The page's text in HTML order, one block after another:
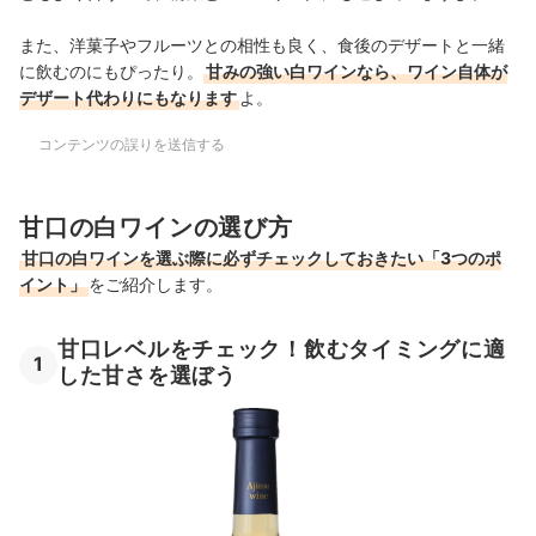
また、洋菓子やフルーツとの相性も良く、食後のデザートと一緒
に飲むのにもぴったり。
甘みの強い白ワインなら、ワイン自体が
デザート代わりにもなりますよ。
コンテンツの誤りを送信する
甘口の白ワインの選び方
甘口の白ワインを選ぶ際に必ずチェックしておきたい「3つのポ
イント」をご紹介します。
1
甘口レベルをチェック！飲むタイミングに適
した甘さを選ぼう